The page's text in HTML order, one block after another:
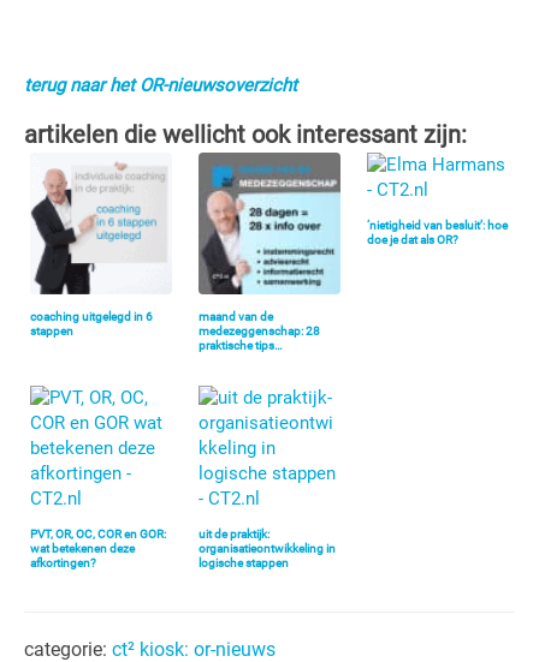
terug naar het OR-nieuwsoverzicht
artikelen die wellicht ook interessant zijn:
coaching uitgelegd in 6
stappen
maand van de
medezeggenschap: 28
praktische tips…
‘nietigheid van besluit’: hoe
doe je dat als OR?
PVT, OR, OC, COR en GOR:
wat betekenen deze
afkortingen?
uit de praktijk:
organisatieontwikkeling in
logische stappen
categorie: ct² kiosk: or-nieuws